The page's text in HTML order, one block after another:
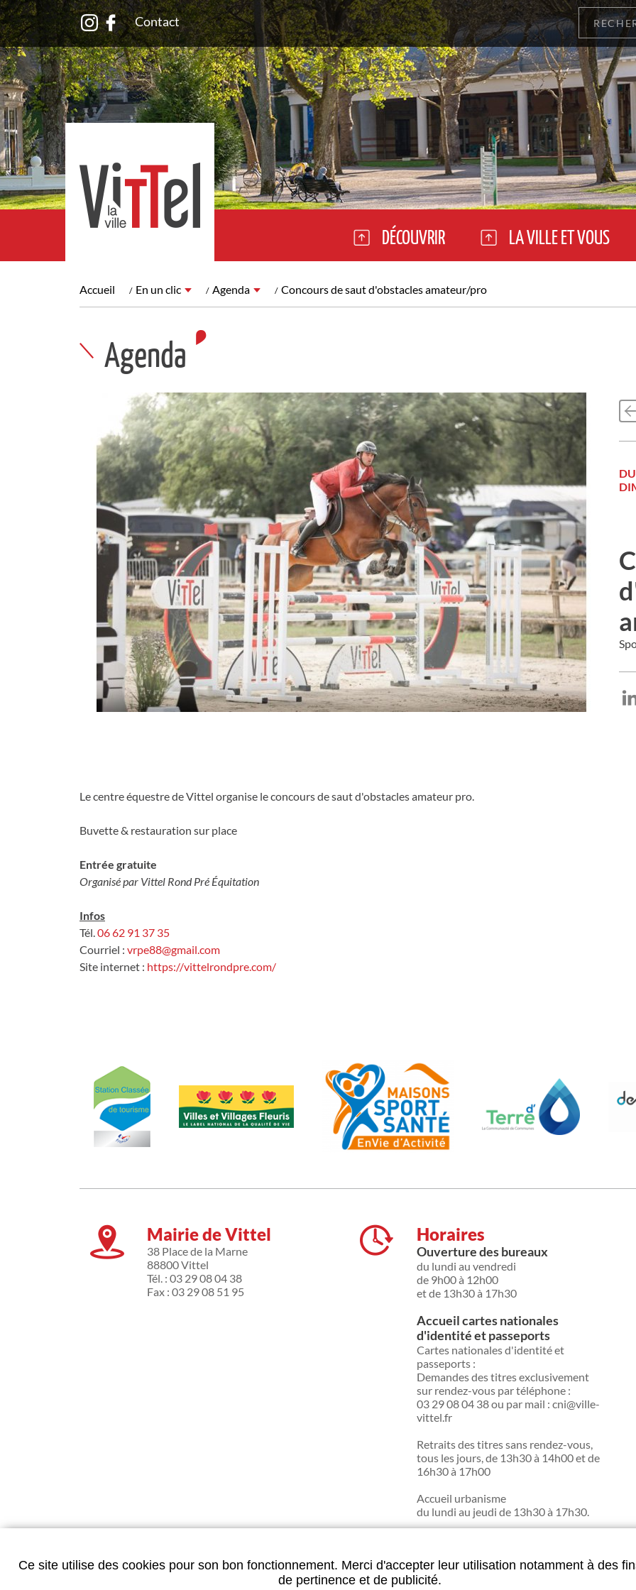
Ce site utilise des cookies pour son bon fonctionnement. Merci d'accepter leur utilisation notamment à des
de pertinence et de publicité.
DÉCOUVRIR LA VILLE ET VOUS
Contact
Accueil En un clic Agenda Concours de saut d'obstacles amateur/pro
Agenda
Partager sur LinkedIn
Partager sur Facebook
Partager sur X
Le centre équestre de Vittel organise le concours de saut d'obstacles amateur pro.
Buvette & restauration sur place
Entrée gratuite
Organisé par Vittel Rond Pré Équitation
Infos
Tél.06 62 91 37 35
Courriel : vrpe88@gmail.com
Site internet : https://vittelrondpre.com/
Mairie de Vittel
38 Place de la Marne
88800 Vittel
Tél. : 03 29 08 04 38
Fax : 03 29 08 51 95
Horaires
Ouverture des bureaux
du lundi au vendredi
de 9h00 à 12h00
et de 13h30 à 17h30
Accueil cartes nationales
d'identité et passeports
Cartes nationales d'identité et
passeports :
Demandes des titres exclusivement
sur rendez-vous par téléphone :
03 29 08 04 38 ou par mail : cni@ville-
vittel.fr
Retraits des titres sans rendez-vous,
tous les jours, de 13h30 à 14h00 et de
16h30 à 17h00
Accueil urbanisme
du lundi au jeudi de 13h30 à 17h30.
Données personnelles Mentions légales-Plan du site